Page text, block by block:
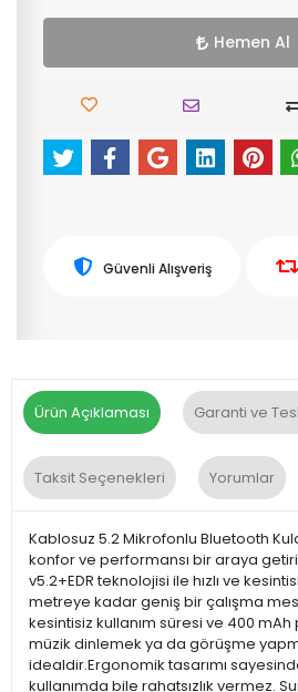
Hemen Al
Güvenli Alışveriş
Ürün Açıklaması Garanti ve
Taksit Seçenekleri Yorumlar
Kablosuz 5.2 Mikrofonlu Bluetooth
konfor ve performansı bir araya
v5.2+EDR teknolojisi ile hızlı ve
metreye kadar geniş bir çalışma
kesintisiz kullanım süresi ve 400
müzik dinlemek ya da görüşme
idealdir.Ergonomik tasarımı
kullanımda bile rahatsızlık vermez.